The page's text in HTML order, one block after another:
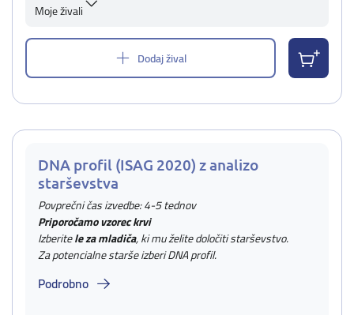
Moje živali
Dodaj žival
DNA profil (ISAG 2020) z analizo
starševstva
Povprečni čas izvedbe: 4-5 tednov
Priporočamo vzorec krvi
Izberitele za mladiča, ki mu želite določiti starševstvo.
Za potencialne starše izberi DNA profil.
Podrobno